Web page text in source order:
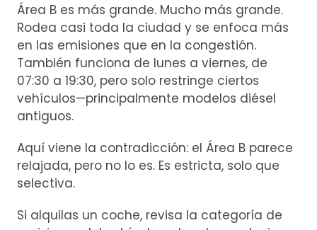
Área B es más grande. Mucho más grande.
Rodea casi toda la ciudad y se enfoca más
en las emisiones que en la congestión.
También funciona de lunes a viernes, de
07:30 a 19:30, pero solo restringe ciertos
vehículos—principalmente modelos diésel
antiguos.
Aquí viene la contradicción: el Área B parece
relajada, pero no lo es. Es estricta, solo que
selectiva.
Si alquilas un coche, revisa la categoría de